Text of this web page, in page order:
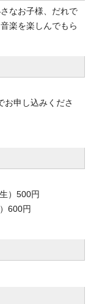
なお子様、だれで
楽を楽しんでもら
お申し込みくださ
）500円
600円